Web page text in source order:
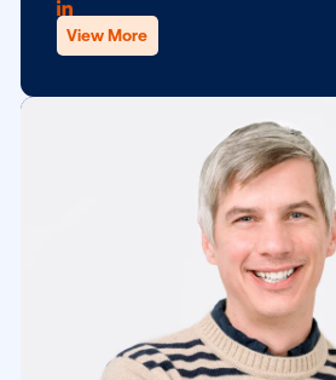
Director ejecutivo y cofundador
Michael Provenzano